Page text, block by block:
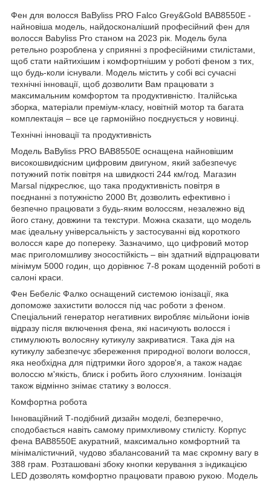
Фен для волосся BaByliss PRO Falco Grey&Gold BAB8550E -
найновіша модель, найдосконаліший професійний фен для
волосся Babyliss Pro станом на 2023 рік. Модель була
ретельно розроблена у сприянні з професійними стилістами,
щоб стати найтихішим і комфортнішим у роботі феном з тих,
що будь-коли існували. Модель містить у собі всі сучасні
технічні інновації, щоб дозволити Вам працювати з
максимальним комфортом та продуктивністю. Італійська
зборка, матеріали преміум-класу, новітній мотор та багата
комплектація – все це гармонійно поєднується у новинці.
Технічні інновації та продуктивність
Модель BaByliss PRO BAB8550E оснащена найновішим
високошвидкісним цифровим двигуном, який забезпечує
потужний потік повітря на швидкості 244 км/год. Магазин
Marsal підкреслює, що така продуктивність повітря в
поєднанні з потужністю 2000 Вт, дозволить ефективно і
безпечно працювати з будь-яким волоссям, незалежно від
його стану, довжини та текстури. Можна сказати, що модель
має ідеальну універсальність у застосуванні від короткого
волосся каре до попереку. Зазначимо, що цифровий мотор
має приголомшливу зносостійкість – він здатний відпрацювати
мінімум 5000 годин, що дорівнює 7-8 рокам щоденній роботі в
салоні краси.
Фен Бебеліс Фалко оснащений системою іонізації, яка
допоможе захистити волосся під час роботи з феном.
Спеціальний генератор негативних виробляє мільйони іонів
відразу після включення фена, які насичують волосся і
стимулюють волосяну кутикулу закриватися. Така дія на
кутикулу забезпечує збереження природної вологи волосся,
яка необхідна для підтримки його здоров'я, а також надає
волоссю м'якість, блиск і робить його слухняним. Іонізація
також відмінно знімає статику з волосся.
Комфортна робота
Інноваційний Т-подібний дизайн моделі, безперечно,
сподобається навіть самому примхливому стилісту. Корпус
фена BAB8550E акуратний, максимально комфортний та
мінімалістичний, чудово збалансований та має скромну вагу в
388 грам. Розташовані збоку кнопки керування з індикацією
LED дозволять комфортно працювати правою рукою. Модель